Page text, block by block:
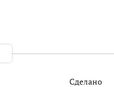
Сделано